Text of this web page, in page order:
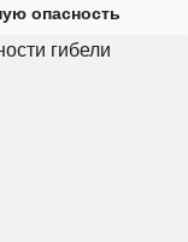
опасность